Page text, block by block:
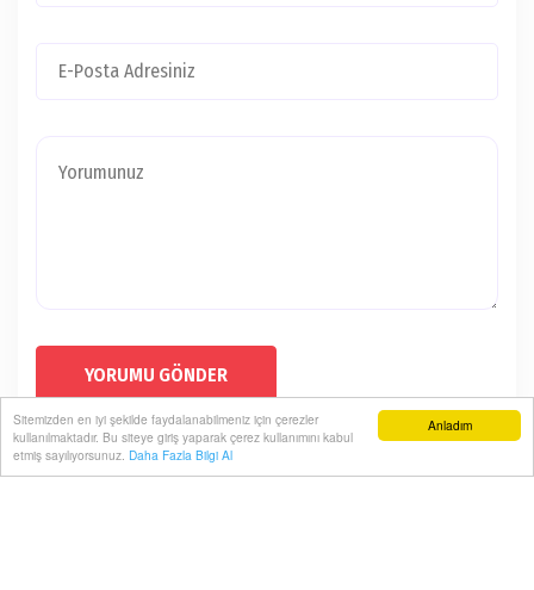
Anladım
Sitemizden en iyi şekilde faydalanabilmeniz için çerezler
kullanılmaktadır. Bu siteye giriş yaparak çerez kullanımını kabul
etmiş sayılıyorsunuz. Daha Fazla Bilgi Al
YORUMU GÖNDER